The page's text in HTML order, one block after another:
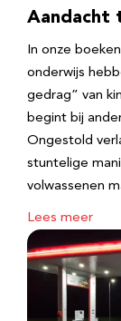
Aandacht
In onze
onderwijs
gedrag” van
begint bij
Ongestold
stuntelige
volwassenen
Lees meer